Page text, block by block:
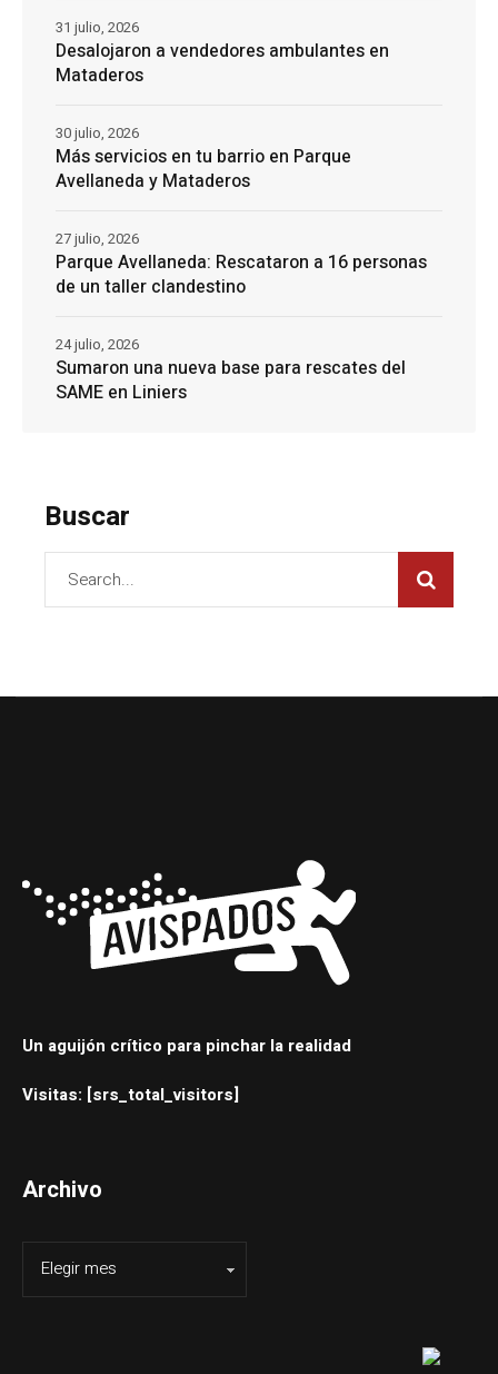
Desalojaron a vendedores ambulantes en
Mataderos
31 julio, 2026
Más servicios en tu barrio en Parque
Avellaneda y Mataderos
30 julio, 2026
Parque Avellaneda: Rescataron a 16 personas
de un taller clandestino
27 julio, 2026
Sumaron una nueva base para rescates del
SAME en Liniers
24 julio, 2026
Buscar
Un aguijón crítico para pinchar la realidad
Visitas: [srs_total_visitors]
Archivo